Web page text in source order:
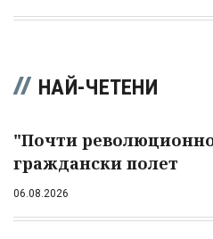
НАЙ-ЧЕТЕНИ
"Почти
граждански полет
06.08.2026